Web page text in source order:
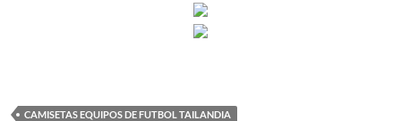
CAMISETAS EQUIPOS DE FUTBOL TAILANDIA